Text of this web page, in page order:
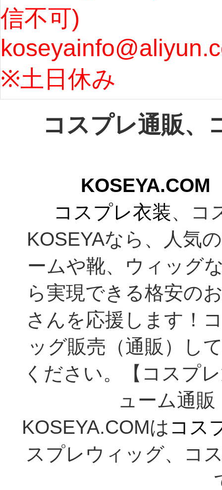
う...
信不可)
※土日休み
コスプレ通販、
コスプレ衣装、コ
KOSEYAなら、人気
ームや靴、ウィッグ
ら実現できる格安の
さんを応援します！
ッグ販売（通販）し
ください。【コスプ
ューム通販
KOSEYA.COMは コス
スプレウィッグ、コ